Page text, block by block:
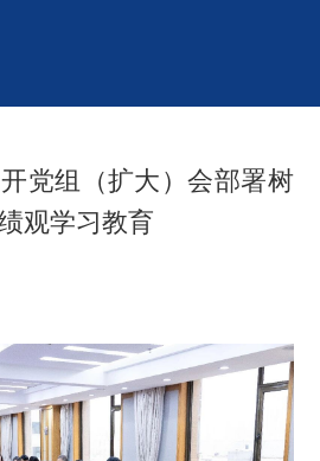
党组（扩大）会部署树
观学习教育